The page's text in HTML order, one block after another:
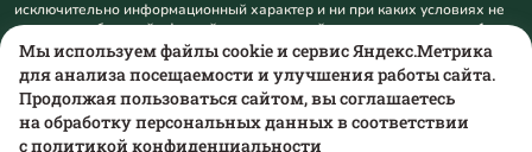
исключительно информационный характер и ни при каких условиях не
является публичной офертой, определяемой положениями пункта 1
статьи 437 Гражданского кодекса Российской Федерации. Для
получения подробной информации о наличии и стоимости указанных
товаров и (или) услуг, пожалуйста, обращайтесь на mail@teplotoriya.ru.
Мы используем файлы cookie и сервис Яндекс.Метрика
для анализа посещаемости и улучшения работы сайта.
Продолжая пользоваться сайтом, вы соглашаетесь
на обработку персональных данных в соответствии
сполитикой конфиденциальности